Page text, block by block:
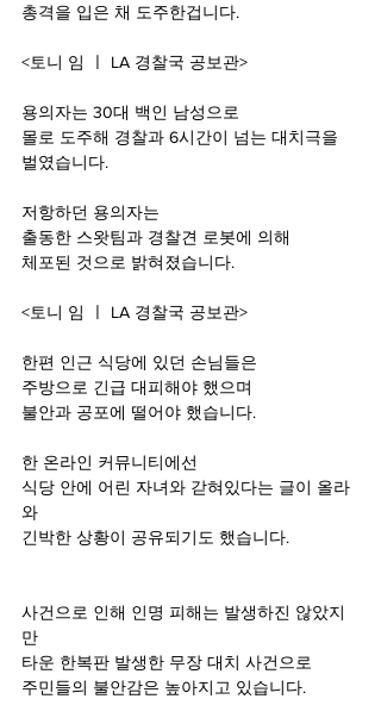
총격을 입은 채 도주한겁니다.
<토니 임 ㅣ LA 경찰국 공보관>
용의자는 30대 백인 남성으로
몰로 도주해 경찰과 6시간이 넘는 대치극을
벌였습니다.
저항하던 용의자는
출동한 스왓팀과 경찰견 로봇에 의해
체포된 것으로 밝혀졌습니다.
<토니 임 ㅣ LA 경찰국 공보관>
한편 인근 식당에 있던 손님들은
주방으로 긴급 대피해야 했으며
불안과 공포에 떨어야 했습니다.
한 온라인 커뮤니티에선
식당 안에 어린 자녀와 갇혀있다는 글이 올라
와
긴박한 상황이 공유되기도 했습니다.
사건으로 인해 인명 피해는 발생하진 않았지
만
타운 한복판 발생한 무장 대치 사건으로
주민들의 불안감은 높아지고 있습니다.